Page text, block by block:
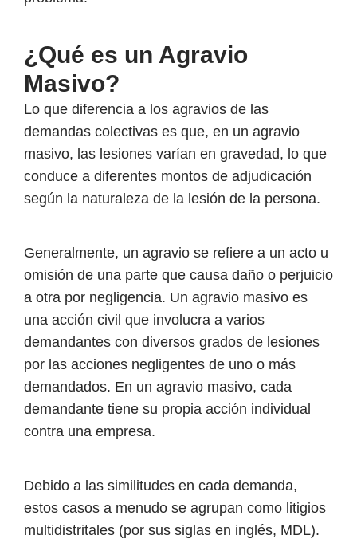
¿Qué es un Agravio
Masivo?
Lo que diferencia a los agravios de las
demandas colectivas es que, en un agravio
masivo, las lesiones varían en gravedad, lo que
conduce a diferentes montos de adjudicación
según la naturaleza de la lesión de la persona.
Generalmente, un agravio se refiere a un acto u
omisión de una parte que causa daño o perjuicio
a otra por negligencia. Un agravio masivo es
una acción civil que involucra a varios
demandantes con diversos grados de lesiones
por las acciones negligentes de uno o más
demandados. En un agravio masivo, cada
demandante tiene su propia acción individual
contra una empresa.
Debido a las similitudes en cada demanda,
estos casos a menudo se agrupan como litigios
multidistritales (por sus siglas en inglés, MDL).